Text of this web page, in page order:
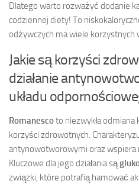
Dlatego warto rozważyć dodanie
codziennej diety! To
odżywczych ma wiele korzystnych
Jakie są korzyści
działanie
układu
Romanescoto niezwykła
korzyści zdrowotnych.
antynowotworowymi oraz wspiera
Kluczowe dla jego działania są
związki, które potrafią hamować